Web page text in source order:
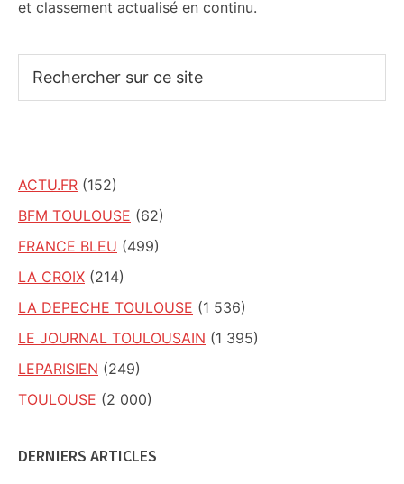
et classement actualisé en continu.
sur
ACTU.FR (152)
BFM TOULOUSE (62)
FRANCE BLEU (499)
LA CROIX (214)
LA DEPECHE TOULOUSE (1 536)
LE JOURNAL TOULOUSAIN (1 395)
LEPARISIEN (249)
TOULOUSE (2 000)
DERNIERS ARTICLES